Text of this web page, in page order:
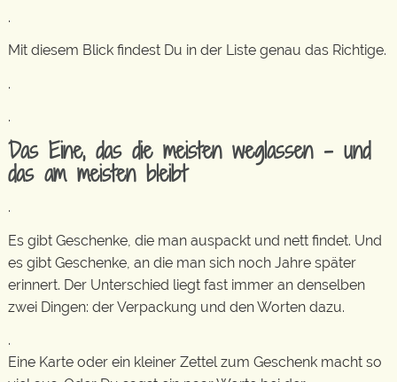
.
Mit diesem Blick findest Du in der Liste genau das Richtige.
.
.
Das Eine, das die meisten weglassen – und
das am meisten bleibt
.
Es gibt Geschenke, die man auspackt und nett findet. Und
es gibt Geschenke, an die man sich noch Jahre später
erinnert. Der Unterschied liegt fast immer an denselben
zwei Dingen: der Verpackung und den Worten dazu.
.
Eine Karte oder ein kleiner Zettel zum Geschenk macht so